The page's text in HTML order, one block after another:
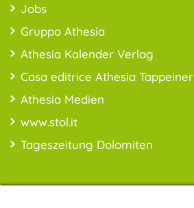
Jobs
Gruppo Athesia
Athesia Kalender Verlag
Casa editrice Athesia Tappeiner
Athesia Medien
www.stol.it
Tageszeitung Dolomiten